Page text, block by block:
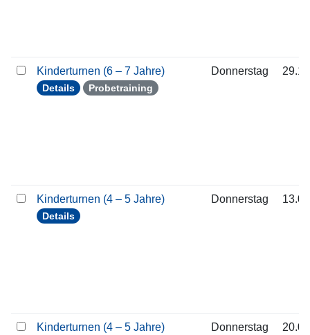
Kinderturnen (6 – 7 Jahre)
Details Probetraining
Donnerstag
Kinderturnen (4 – 5 Jahre)
Details
Donnerstag
Kinderturnen (4 – 5 Jahre) Donnerstag